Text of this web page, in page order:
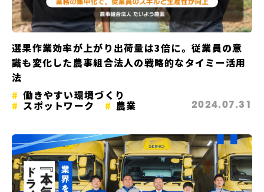
選果作業効率が上がり出荷量は3倍に。従業員の意
識も変化した農事組合法人の戦略的なタイミー活用
法
働きやすい環境づくり
スポットワーク 農業 2024.07.31